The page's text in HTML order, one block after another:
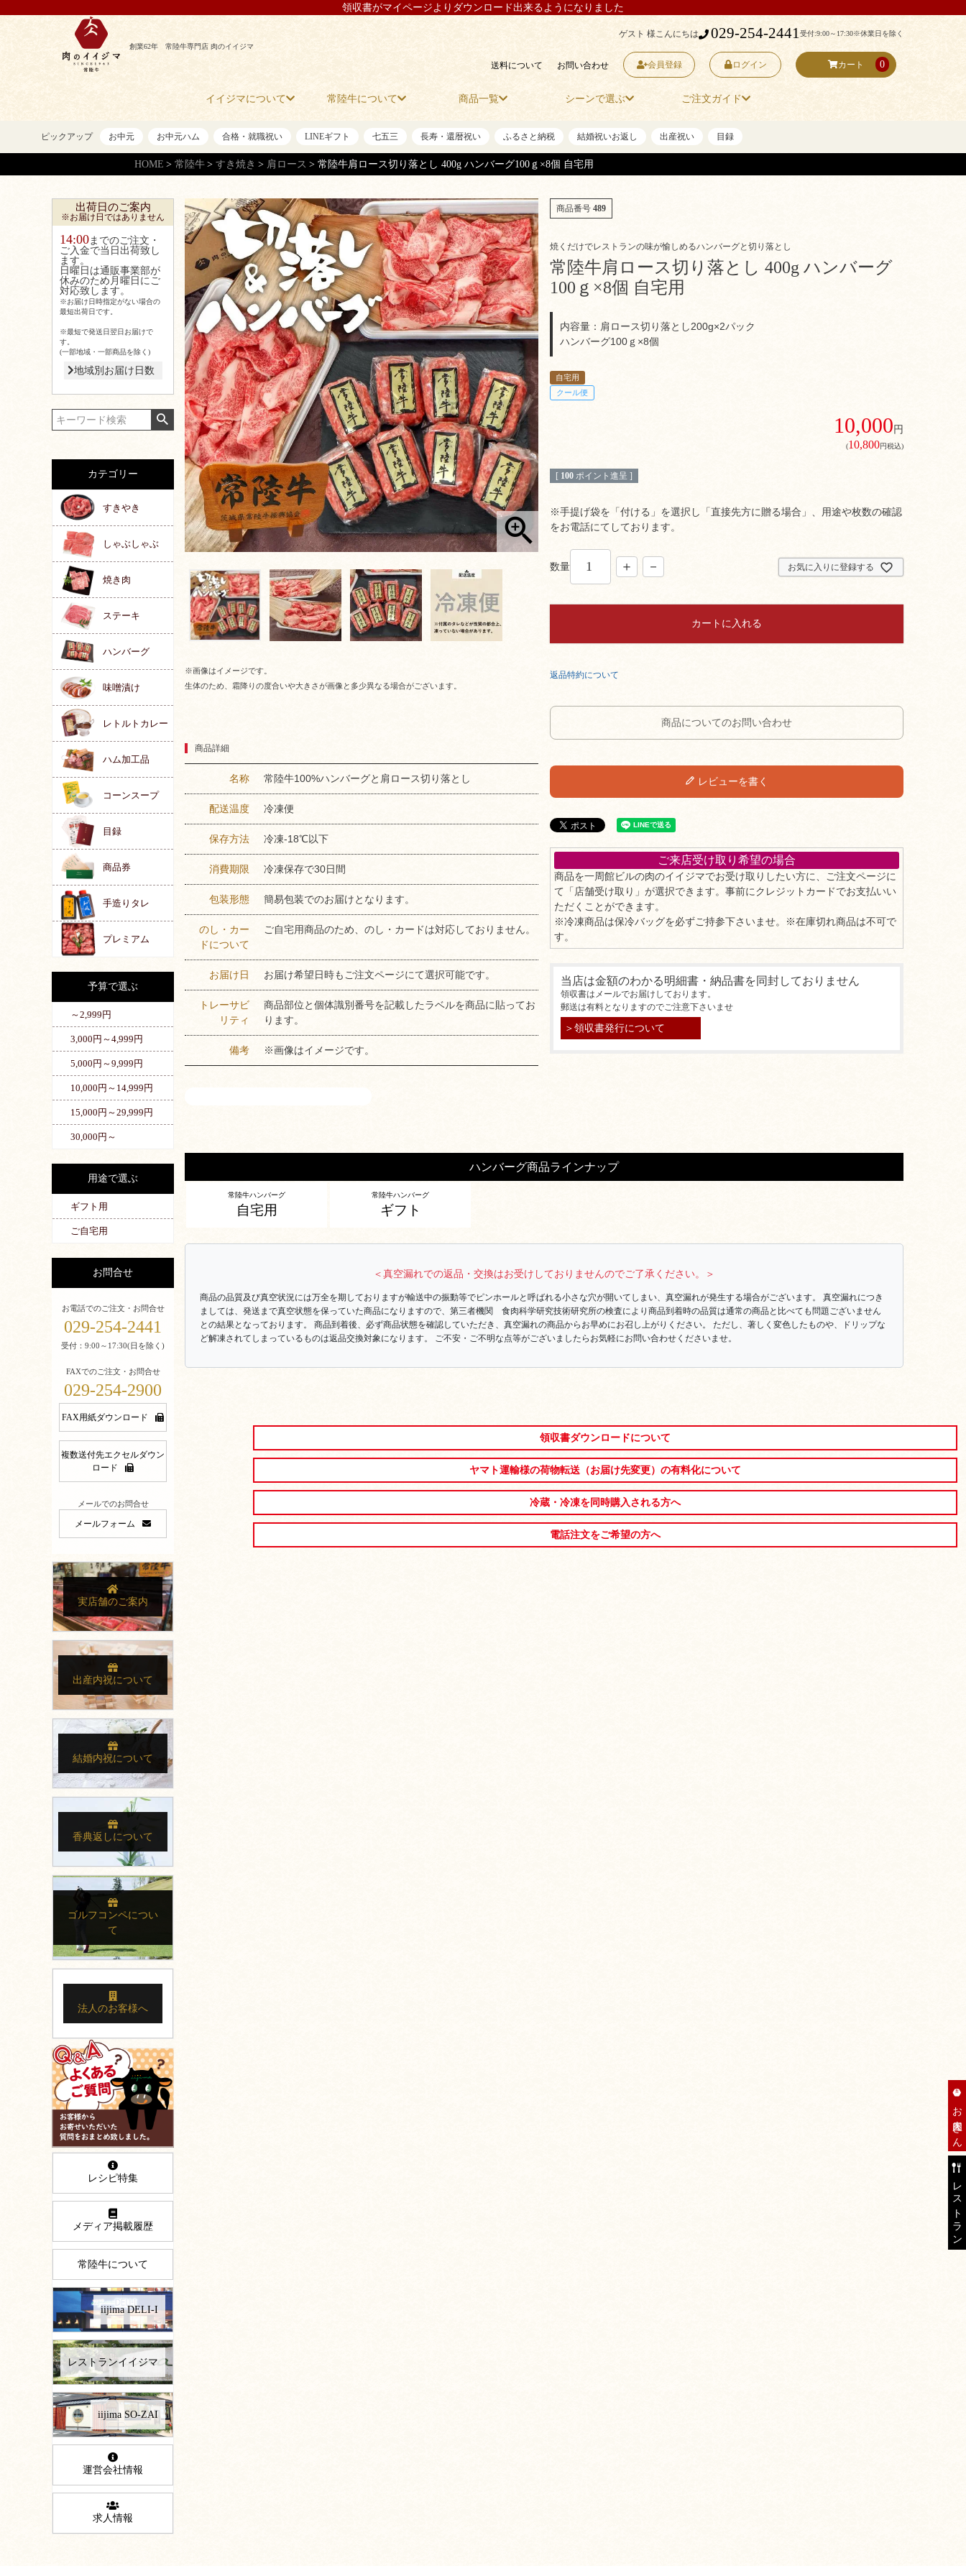
領収書がマイページよりダウンロード出来るようになりました
創業62年 常陸牛専門店 肉のイイジマ
ゲスト 様こんにちは 029-254-2441受付:9:00～17:30※休業日を除く
送料について お問い合わせ 会員登録 ログイン カート 0
イイジマについて 常陸牛について 商品一覧 シーンで選ぶ ご注文ガイド
ピックアップ お中元 お中元ハム 合格・就職祝い LINEギフト 七五三 長寿・還暦祝い ふるさと納税 結婚祝いお返し 出産祝い 目録
HOME 常陸牛 すき焼き 肩ロース 常陸牛肩ロース切り落とし 400g ハンバーグ100ｇ×8個 自宅用
出荷日のご案内
※お届け日ではありません
14:00までのご注文・
ご入金で当日出荷致し
ます。
日曜日は通販事業部が
休みのため月曜日にご
対応致します。
※お届け日時指定がない場合の
最短出荷日です。
※最短で発送日翌日お届けで
す。
(一部地域・一部商品を除く)
地域別お届け日数
カテゴリー
すきやき
しゃぶしゃぶ
焼き肉
ステーキ
ハンバーグ
味噌漬け
レトルトカレー
ハム加工品
コーンスープ
目録
商品券
手造りタレ
プレミアム
予算で選ぶ
～2,999円
3,000円～4,999円
5,000円～9,999円
10,000円～14,999円
15,000円～29,999円
30,000円～
用途で選ぶ
ギフト用
ご自宅用
お問合せ
お電話でのご注文・お問合せ
029-254-2441
受付：9:00～17:30(日を除く)
FAXでのご注文・お問合せ
029-254-2900
FAX用紙ダウンロード
複数送付先エクセルダウン
ロード
メールでのお問合せ
メールフォーム
実店舗のご案内
出産内祝について
結婚内祝について
香典返しについて
ゴルフコンペについ
て
法人のお客様へ
レシピ特集
メディア掲載履歴
常陸牛について
iijima DELI-I
レストランイイジマ
iijima SO-ZAI
運営会社情報
求人情報
※画像はイメージです。
生体のため、霜降りの度合いや大きさが画像と多少異なる場合がございます。
商品詳細
名称 常陸牛100%ハンバーグと肩ロース切り落とし
配送温度 冷凍便
保存方法 冷凍-18℃以下
消費期限 冷凍保存で30日間
包装形態 簡易包装でのお届けとなります。
のし・カー
ドについて
ご自宅用商品のため、のし・カードは対応しておりません。
お届け日 お届け希望日時もご注文ページにて選択可能です。
トレーサビ
リティ
商品部位と個体識別番号を記載したラベルを商品に貼ってお
ります。
備考 ※画像はイメージです。
商品番号 489
焼くだけでレストランの味が愉しめるハンバーグと切り落とし
常陸牛肩ロース切り落とし 400g ハンバーグ
100ｇ×8個 自宅用
内容量：肩ロース切り落とし200g×2パック
ハンバーグ100ｇ×8個
自宅用
クール便
10,000 円
(10,800円税込)
[ 100 ポイント進呈 ]
※手提げ袋を「付ける」を選択し「直接先方に贈る場合」、用途や枚数の確認
をお電話にてしております。
お気に入りに登録する
数量
カートに入れる
返品特約について
商品についてのお問い合わせ
レビューを書く
ご来店受け取り希望の場合
商品を一周館ビルの肉のイイジマでお受け取りしたい方に、ご注文ページに
て「店舗受け取り」が選択できます。事前にクレジットカードでお支払いい
ただくことができます。
※冷凍商品は保冷バッグを必ずご持参下さいませ。※在庫切れ商品は不可で
す。
当店は金額のわかる明細書・納品書を同封しておりません
領収書はメールでお届けしております。
郵送は有料となりますのでご注意下さいませ
＞領収書発行について
ハンバーグ商品ラインナップ
常陸牛ハンバーグ
自宅用
常陸牛ハンバーグ
ギフト
＜真空漏れでの返品・交換はお受けしておりませんのでご了承ください。＞
商品の品質及び真空状況には万全を期しておりますが輸送中の振動等でピンホールと呼ばれる小さな穴が開いてしまい、真空漏れが発生する場合がございます。 真空漏れにつき
ましては、発送まで真空状態を保っていた商品になりますので、第三者機関 食肉科学研究技術研究所の検査により商品到着時の品質は通常の商品と比べても問題ございません
との結果となっております。 商品到着後、必ず商品状態を確認していただき、真空漏れの商品からお早めにお召し上がりください。 ただし、著しく変色したものや、ドリップな
ど解凍されてしまっているものは返品交換対象になります。 ご不安・ご不明な点等がございましたらお気軽にお問い合わせくださいませ。
領収書ダウンロードについて
ヤマト運輸様の荷物転送（お届け先変更）の有料化について
冷蔵・冷凍を同時購入される方へ
電話注文をご希望の方へ
お肉屋さん
レストラン